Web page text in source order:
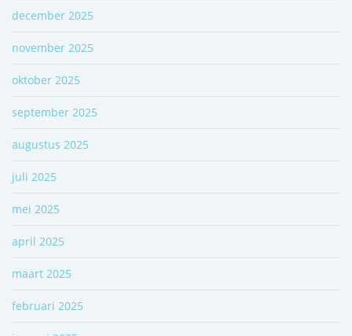
december 2025
november 2025
oktober 2025
september 2025
augustus 2025
juli 2025
mei 2025
april 2025
maart 2025
februari 2025